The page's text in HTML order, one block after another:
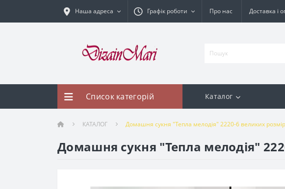
Наша адреса Графік роботи Про нас Доставка і
Список категорій Каталог
КАТАЛОГ Домашня сукня "Тепла мелодія" 2220-6 великих
Домашня сукня "Тепла мелодія"